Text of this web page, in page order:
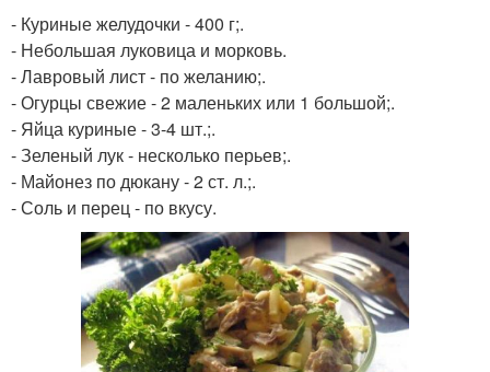
- Куриные желудочки - 400 г;.
- Небольшая луковица и морковь.
- Лавровый лист - по желанию;.
- Огурцы свежие - 2 маленьких или 1 большой;.
- Яйца куриные - 3-4 шт.;.
- Зеленый лук - несколько перьев;.
- Майонез по дюкану - 2 ст. л.;.
- Соль и перец - по вкусу.